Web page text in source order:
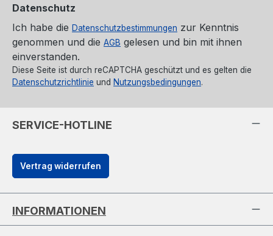
Datenschutz
Ich habe die Datenschutzbestimmungen zur Kenntnis
genommen und die AGB gelesen und bin mit ihnen
einverstanden.
Diese Seite ist durch reCAPTCHA geschützt und es gelten die
Datenschutzrichtlinie und Nutzungsbedingungen.
SERVICE-HOTLINE
Vertrag widerrufen
INFORMATIONEN